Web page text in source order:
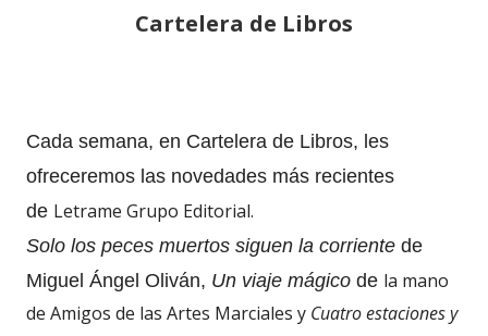
Cartelera de Libros
Cada semana, en Cartelera de Libros, les
ofreceremos las novedades más recientes
de Letrame Grupo Editorial.
Solo los peces muertos siguen la corriente de
Miguel Ángel Oliván, Un viaje mágico de la mano
de Amigos de las Artes Marciales y Cuatro estaciones y